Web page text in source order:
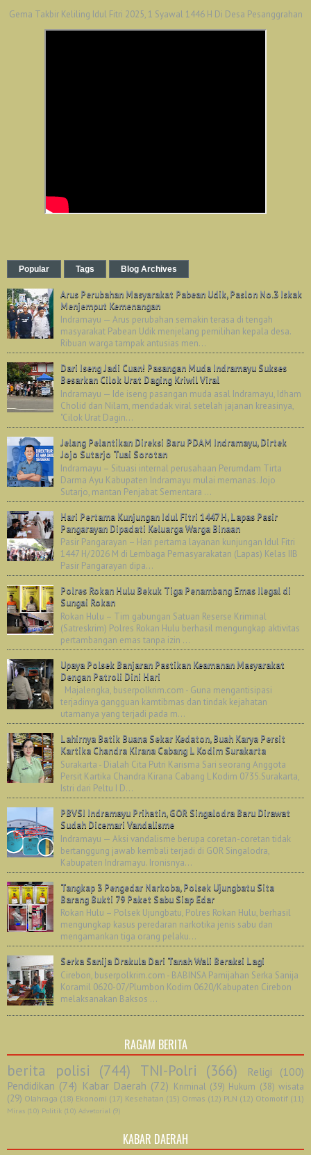
Gema Takbir Keliling Idul Fitri 2025, 1 Syawal 1446 H Di Desa Pesanggrahan
Popular Tags Blog Archives
Arus Perubahan Masyarakat Pabean Udik, Paslon No.3 Iskak
Menjemput Kemenangan
Indramayu — Arus perubahan semakin terasa di tengah
masyarakat Pabean Udik menjelang pemilihan kepala desa.
Ribuan warga tampak antusias men...
Dari Iseng Jadi Cuan! Pasangan Muda Indramayu Sukses
Besarkan Cilok Urat Daging Kriwil Viral
Indramayu — Ide iseng pasangan muda asal Indramayu, Idham
Cholid dan Nilam, mendadak viral setelah jajanan kreasinya,
"Cilok Urat Dagin...
Jelang Pelantikan Direksi Baru PDAM Indramayu, Dirtek
Jojo Sutarjo Tuai Sorotan
Indramayu – Situasi internal perusahaan Perumdam Tirta
Darma Ayu Kabupaten Indramayu mulai memanas. Jojo
Sutarjo, mantan Penjabat Sementara ...
Hari Pertama Kunjungan Idul Fitri 1447 H, Lapas Pasir
Pangarayan Dipadati Keluarga Warga Binaan
Pasir Pangarayan – Hari pertama layanan kunjungan Idul Fitri
1447 H/2026 M di Lembaga Pemasyarakatan (Lapas) Kelas IIB
Pasir Pangarayan dipa...
Polres Rokan Hulu Bekuk Tiga Penambang Emas Ilegal di
Sungai Rokan
Rokan Hulu – Tim gabungan Satuan Reserse Kriminal
(Satreskrim) Polres Rokan Hulu berhasil mengungkap aktivitas
pertambangan emas tanpa izin ...
Upaya Polsek Banjaran Pastikan Keamanan Masyarakat
Dengan Patroli Dini Hari
Majalengka, buserpolkrim.com - Guna mengantisipasi
terjadinya gangguan kamtibmas dan tindak kejahatan
utamanya yang terjadi pada m...
Lahirnya Batik Buana Sekar Kedaton, Buah Karya Persit
Kartika Chandra Kirana Cabang L Kodim Surakarta
Surakarta - Dialah Cita Putri Karisma Sari seorang Anggota
Persit Kartika Chandra Kirana Cabang L Kodim 0735.Surakarta,
Istri dari Peltu I D...
PBVSI Indramayu Prihatin, GOR Singalodra Baru Dirawat
Sudah Dicemari Vandalisme
Indramayu — Aksi vandalisme berupa coretan-coretan tidak
bertanggung jawab kembali terjadi di GOR Singalodra,
Kabupaten Indramayu. Ironisnya...
Tangkap 3 Pengedar Narkoba, Polsek Ujungbatu Sita
Barang Bukti 79 Paket Sabu Siap Edar
Rokan Hulu – Polsek Ujungbatu, Polres Rokan Hulu, berhasil
mengungkap kasus peredaran narkotika jenis sabu dan
mengamankan tiga orang pelaku...
Serka Sanija Drakula Dari Tanah Wali Beraksi Lagi
Cirebon, buserpolkrim.com - BABINSA Pamijahan Serka Sanija
Koramil 0620-07/Plumbon Kodim 0620/Kabupaten Cirebon
melaksanakan Baksos ...
RAGAM BERITA
berita polisi (744) TNI-Polri (366) Religi
(100)
Pendidikan (74) Kabar Daerah (72) Kriminal (39) Hukum (38) wisata
(29) Olahraga (18) Ekonomi (17) Kesehatan (15) Ormas (12) PLN (12) Otomotif (11)
Miras (10) Politik (10) Advetorial (9)
KABAR DAERAH